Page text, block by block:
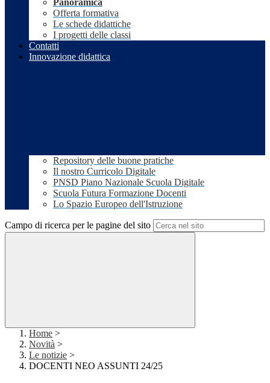
Panoramica
Offerta formativa
Le schede didattiche
I progetti delle classi
Contatti
Innovazione didattica
Repository delle buone pratiche
Il nostro Curricolo Digitale
PNSD Piano Nazionale Scuola Digitale
Scuola Futura Formazione Docenti
Lo Spazio Europeo dell'Istruzione
Campo di ricerca per le pagine del sito
Home >
Novità >
Le notizie >
DOCENTI NEO ASSUNTI 24/25